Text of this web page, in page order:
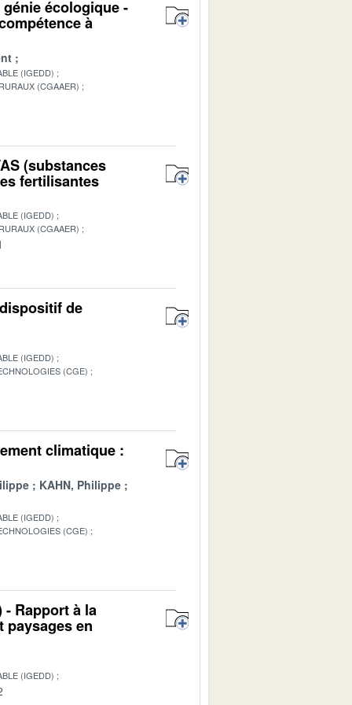
écologique -
à
(IGEDD)
(CGAAER)
(substances
fertilisantes
(IGEDD)
(CGAAER)
de
(IGEDD)
(CGE)
climatique :
KAHN, Philippe
(IGEDD)
(CGE)
- Rapport à la
paysages en
(IGEDD)